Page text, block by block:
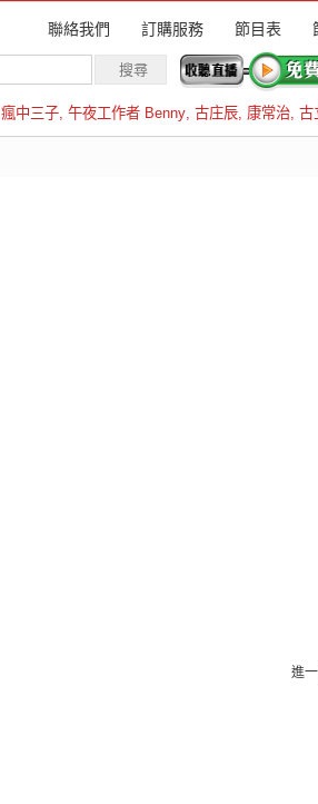
聯絡我們 訂購服務 節目表
瘋中三子, 午夜工作者 Benny, 古庄辰, 康常治, 古
進